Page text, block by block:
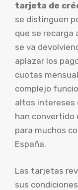
tarjeta de
se distinguen
que se
se va
aplazar los
cuotas
complejo
altos intereses
han convertido
para muchos
España.
Las tarjetas
sus